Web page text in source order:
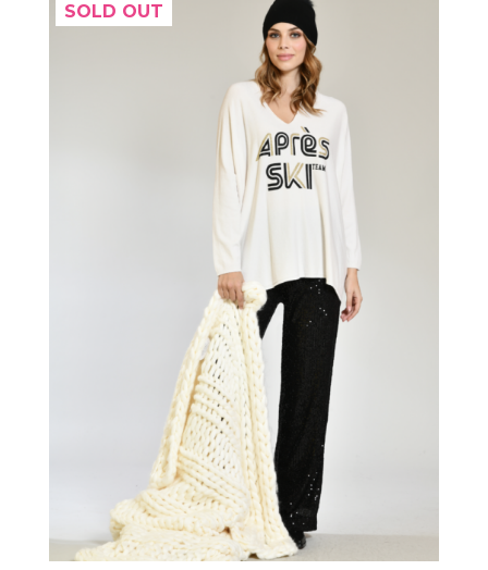
SOLD OUT